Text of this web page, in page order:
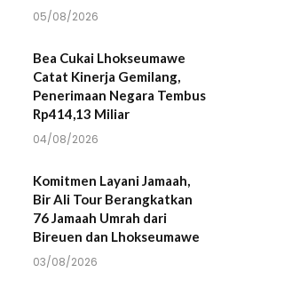
05/08/2026
Bea Cukai Lhokseumawe
Catat Kinerja Gemilang,
Penerimaan Negara Tembus
Rp414,13 Miliar
04/08/2026
Komitmen Layani Jamaah,
Bir Ali Tour Berangkatkan
76 Jamaah Umrah dari
Bireuen dan Lhokseumawe
03/08/2026